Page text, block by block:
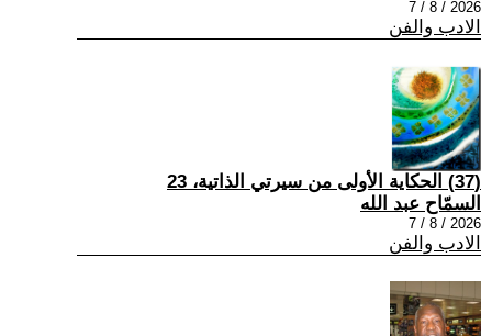
2026 / 8 / 7
الادب والفن
(37) الحكاية الأولى من سيرتي الذاتية، 23
السمّاح عبد الله
2026 / 8 / 7
الادب والفن